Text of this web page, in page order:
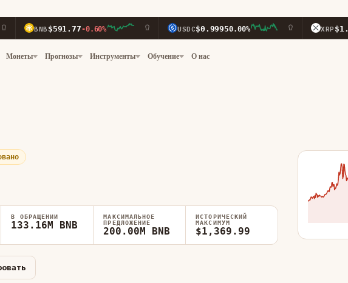
BNB $591.77-0.60% USDC $0.99950.00% XRP $1.04-1.40%
Монеты Прогнозы Инструменты Обучение О нас
В ОБРАЩЕНИИ
133.16M BNB
МАКСИМАЛЬНОЕ
ПРЕДЛОЖЕНИЕ
200.00M BNB
ИСТОРИЧЕСКИЙ
МАКСИМУМ
$1,369.99